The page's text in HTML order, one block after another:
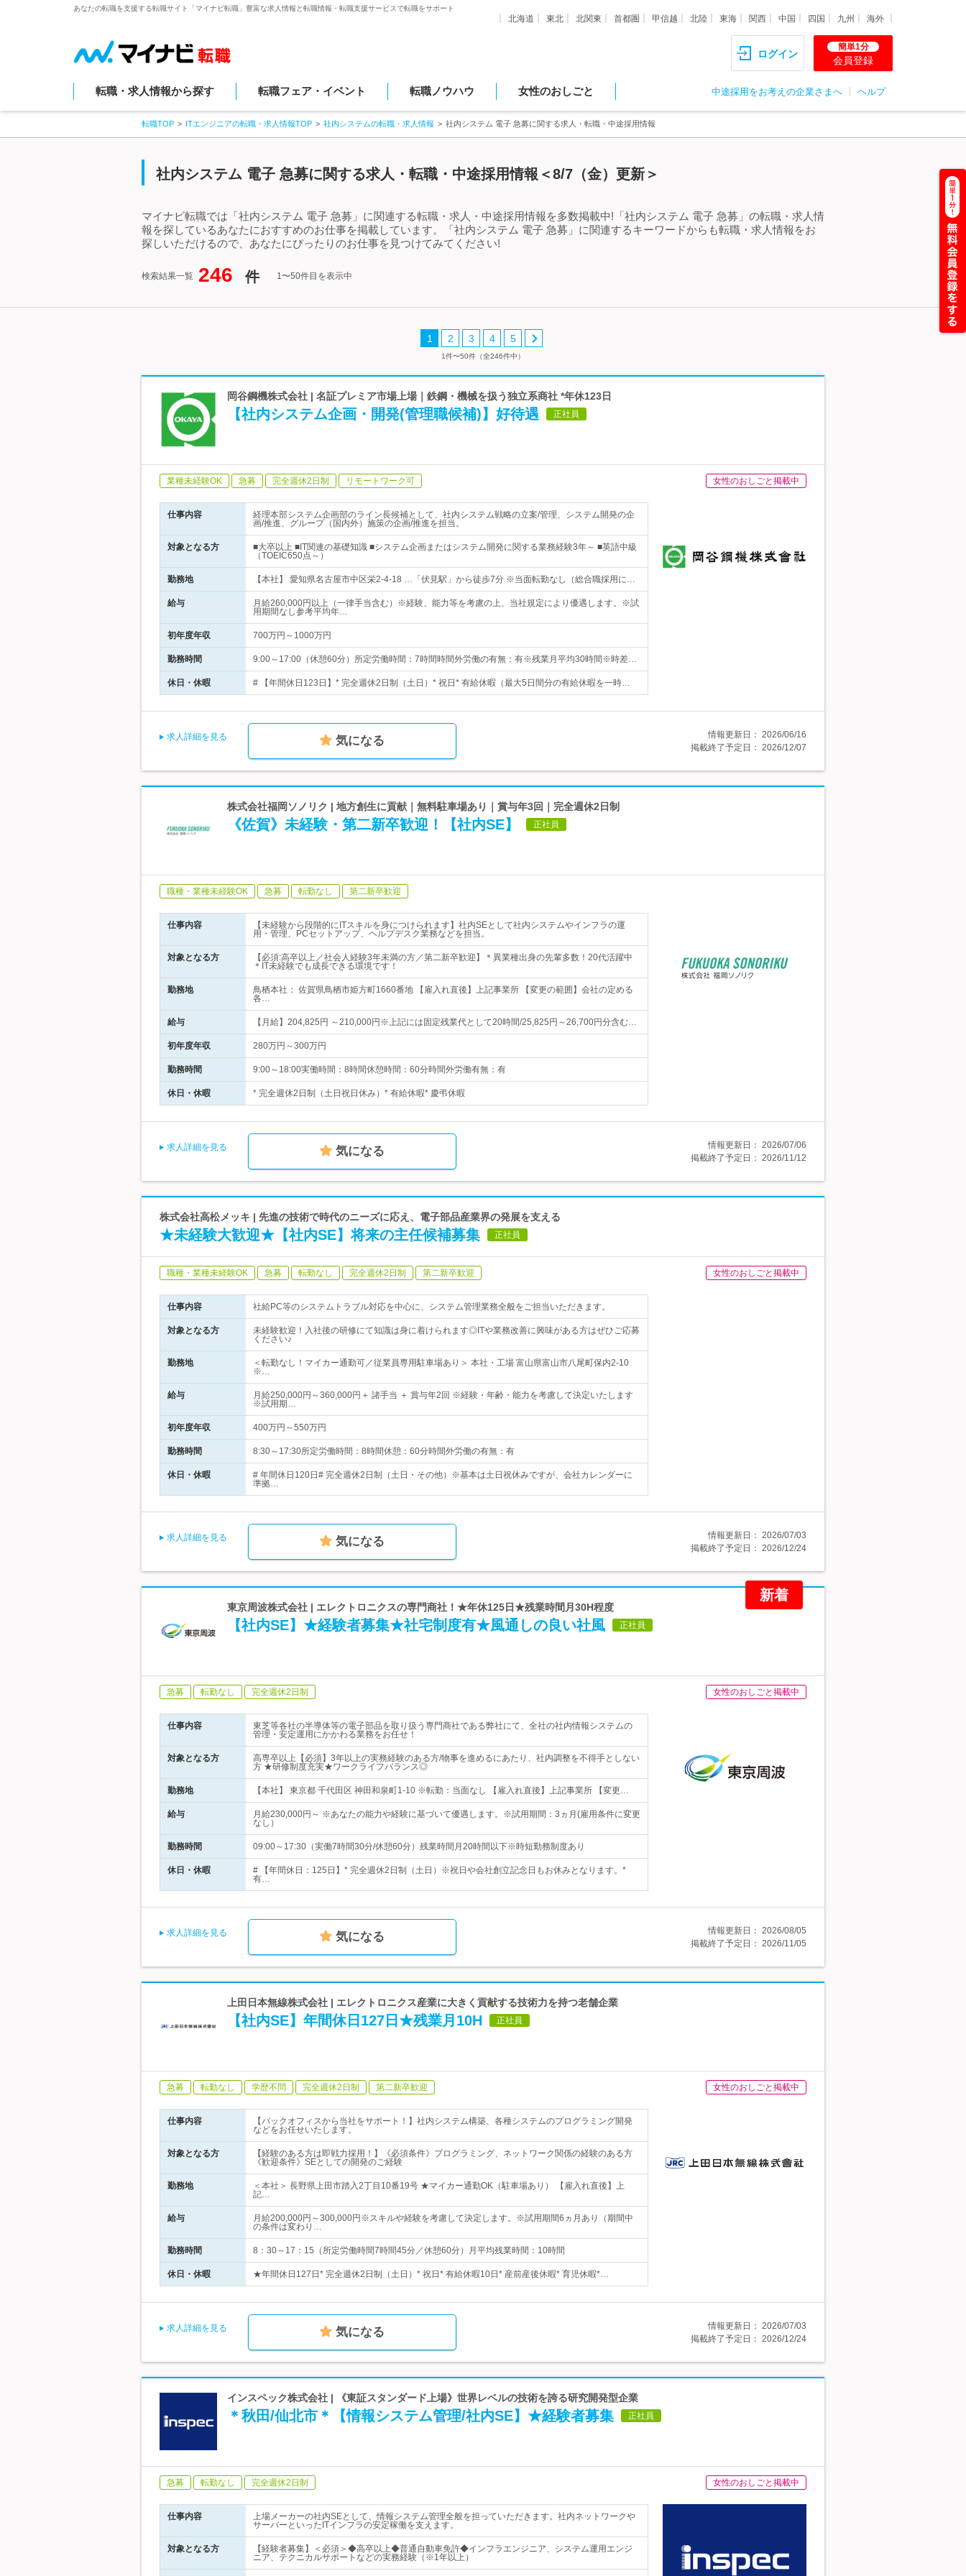
あなたの転職を支援する転職サイト「マイナビ転職」豊富な求人情報と転職情報・転職支援サービスで転職をサポート
北海道 東北 北関東 首都圏 甲信越 北陸 東海 関西 中国 四国 九州 海外
ログイン
簡単1分
会員登録
転職・求人情報から探す 転職フェア・イベント 転職ノウハウ 女性のおしごと 中途採用をお考えの企業さまへ ヘルプ
転職TOP ITエンジニアの転職・求人情報TOP 社内システムの転職・求人情報 社内システム 電子 急募に関する求人・転職・中途採用情報
社内システム 電子 急募に関する求人・転職・中途採用情報＜8/7（金）更新＞
マイナビ転職では「社内システム 電子 急募」に関連する転職・求人・中途採用情報を多数掲載中!「社内システム 電子 急募」の転職・求人情
報を探しているあなたにおすすめのお仕事を掲載しています。「社内システム 電子 急募」に関連するキーワードからも転職・求人情報をお
探しいただけるので、あなたにぴったりのお仕事を見つけてみてください!
検索結果一覧 246 件 1〜50件目を表示中
1 2 3 4 5
1件〜50件（全246件中）
岡谷鋼機株式会社 | 名証プレミア市場上場｜鉄鋼・機械を扱う独立系商社 *年休123日
【社内システム企画・開発(管理職候補)】好待遇 正社員
業種未経験OK 急募 完全週休2日制 リモートワーク可 女性のおしごと掲載中
仕事内容
経理本部システム企画部のライン長候補として、社内システム戦略の立案/管理、システム開発の企
画/推進、グループ（国内外）施策の企画/推進を担当。
対象となる方
■大卒以上 ■IT関連の基礎知識 ■システム企画またはシステム開発に関する業務経験3年～ ■英語中級
（TOEIC650点～）
勤務地 【本社】 愛知県名古屋市中区栄2-4-18 …「伏見駅」から徒歩7分 ※当面転勤なし（総合職採用に…
給与
月給260,000円以上（一律手当含む）※経験、能力等を考慮の上、当社規定により優遇します。※試
用期間なし参考平均年…
初年度年収 700万円～1000万円
勤務時間 9:00～17:00（休憩60分）所定労働時間：7時間時間外労働の有無：有※残業月平均30時間※時差…
休日・休暇 # 【年間休日123日】* 完全週休2日制（土日）* 祝日* 有給休暇（最大5日間分の有給休暇を一時…
求人詳細を見る 気になる 情報更新日： 2026/06/16
掲載終了予定日： 2026/12/07
株式会社福岡ソノリク | 地方創生に貢献｜無料駐車場あり｜賞与年3回｜完全週休2日制
《佐賀》未経験・第二新卒歓迎！【社内SE】 正社員
職種・業種未経験OK 急募 転勤なし 第二新卒歓迎
仕事内容
【未経験から段階的にITスキルを身につけられます】社内SEとして社内システムやインフラの運
用・管理、PCセットアップ、ヘルプデスク業務などを担当。
対象となる方
【必須:高卒以上／社会人経験3年未満の方／第二新卒歓迎】＊異業種出身の先輩多数！20代活躍中
＊IT未経験でも成長できる環境です！
勤務地
鳥栖本社： 佐賀県鳥栖市姫方町1660番地 【雇入れ直後】上記事業所 【変更の範囲】会社の定める
各…
給与 【月給】204,825円 ～210,000円※上記には固定残業代として20時間/25,825円～26,700円分含む…
初年度年収 280万円～300万円
勤務時間 9:00～18:00実働時間：8時間休憩時間：60分時間外労働有無：有
休日・休暇 * 完全週休2日制（土日祝日休み）* 有給休暇* 慶弔休暇
求人詳細を見る 気になる 情報更新日： 2026/07/06
掲載終了予定日： 2026/11/12
株式会社高松メッキ | 先進の技術で時代のニーズに応え、電子部品産業界の発展を支える
★未経験大歓迎★【社内SE】将来の主任候補募集 正社員
職種・業種未経験OK 急募 転勤なし 完全週休2日制 第二新卒歓迎 女性のおしごと掲載中
仕事内容 社給PC等のシステムトラブル対応を中心に、システム管理業務全般をご担当いただきます。
対象となる方
未経験歓迎！入社後の研修にて知識は身に着けられます◎ITや業務改善に興味がある方はぜひご応募
ください♪
勤務地
＜転勤なし！マイカー通勤可／従業員専用駐車場あり＞ 本社・工場 富山県富山市八尾町保内2-10
※…
給与
月給250,000円～360,000円＋ 諸手当 ＋ 賞与年2回 ※経験・年齢・能力を考慮して決定いたします
※試用期…
初年度年収 400万円～550万円
勤務時間 8:30～17:30所定労働時間：8時間休憩：60分時間外労働の有無：有
休日・休暇
# 年間休日120日# 完全週休2日制（土日・その他）※基本は土日祝休みですが、会社カレンダーに
準拠…
求人詳細を見る 気になる 情報更新日： 2026/07/03
掲載終了予定日： 2026/12/24
新着
東京周波株式会社 | エレクトロニクスの専門商社！★年休125日★残業時間月30H程度
【社内SE】★経験者募集★社宅制度有★風通しの良い社風 正社員
急募 転勤なし 完全週休2日制 女性のおしごと掲載中
仕事内容
東芝等各社の半導体等の電子部品を取り扱う専門商社である弊社にて、全社の社内情報システムの
管理・安定運用にかかわる業務をお任せ！
対象となる方
高専卒以上【必須】3年以上の実務経験のある方/物事を進めるにあたり、社内調整を不得手としない
方 ★研修制度充実★ワークライフバランス◎
勤務地 【本社】 東京都 千代田区 神田和泉町1-10 ※転勤：当面なし 【雇入れ直後】上記事業所 【変更…
給与
月給230,000円～ ※あなたの能力や経験に基づいて優遇します。※試用期間：3ヵ月(雇用条件に変更
なし）
勤務時間 09:00～17:30（実働7時間30分/休憩60分）残業時間月20時間以下※時短勤務制度あり
休日・休暇
# 【年間休日：125日】* 完全週休2日制（土日）※祝日や会社創立記念日もお休みとなります。*
有…
求人詳細を見る 気になる 情報更新日： 2026/08/05
掲載終了予定日： 2026/11/05
上田日本無線株式会社 | エレクトロニクス産業に大きく貢献する技術力を持つ老舗企業
【社内SE】年間休日127日★残業月10H 正社員
急募 転勤なし 学歴不問 完全週休2日制 第二新卒歓迎 女性のおしごと掲載中
仕事内容
【バックオフィスから当社をサポート！】社内システム構築、各種システムのプログラミング開発
などをお任せいたします。
対象となる方
【経験のある方は即戦力採用！】《必須条件》プログラミング、ネットワーク関係の経験のある方
《歓迎条件》SEとしての開発のご経験
勤務地
＜本社＞ 長野県上田市踏入2丁目10番19号 ★マイカー通勤OK（駐車場あり） 【雇入れ直後】上
記…
給与
月給200,000円～300,000円※スキルや経験を考慮して決定します。※試用期間6ヵ月あり（期間中
の条件は変わり…
勤務時間 8：30～17：15（所定労働時間7時間45分／休憩60分）月平均残業時間：10時間
休日・休暇 ★年間休日127日* 完全週休2日制（土日）* 祝日* 有給休暇10日* 産前産後休暇* 育児休暇*…
求人詳細を見る 気になる 情報更新日： 2026/07/03
掲載終了予定日： 2026/12/24
インスペック株式会社 | 《東証スタンダード上場》世界レベルの技術を誇る研究開発型企業
＊秋田/仙北市＊【情報システム管理/社内SE】★経験者募集 正社員
急募 転勤なし 完全週休2日制 女性のおしごと掲載中
仕事内容
上場メーカーの社内SEとして、情報システム管理全般を担っていただきます。社内ネットワークや
サーバーといったITインフラの安定稼働を支えます。
対象となる方
【経験者募集】＜必須＞◆高卒以上◆普通自動車免許◆インフラエンジニア、システム運用エンジ
ニア、テクニカルサポートなどの実務経験（※1年以上）